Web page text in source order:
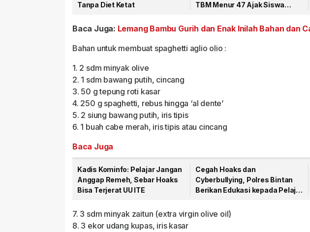
Tanpa Diet Ketat
TBM Menur 47 Ajak Siswa
Baca Juga: Lemang Bambu Gurih dan Enak Inilah Bahan dan
Bahan untuk membuat spaghetti aglio olio :
1. 2 sdm minyak olive
2. 1 sdm bawang putih, cincang
3. 50 g tepung roti kasar
4. 250 g spaghetti, rebus hingga ‘al dente’
5. 2 siung bawang putih, iris tipis
6. 1 buah cabe merah, iris tipis atau cincang
Baca Juga
Kadis Kominfo: Pelajar Jangan
Anggap Remeh, Sebar Hoaks
Bisa Terjerat UU ITE
Cegah Hoaks dan
Cyberbullying, Polres Bintan
Berikan Edukasi kepada Pelajar
7. 3 sdm minyak zaitun (extra virgin olive oil)
8. 3 ekor udang kupas, iris kasar